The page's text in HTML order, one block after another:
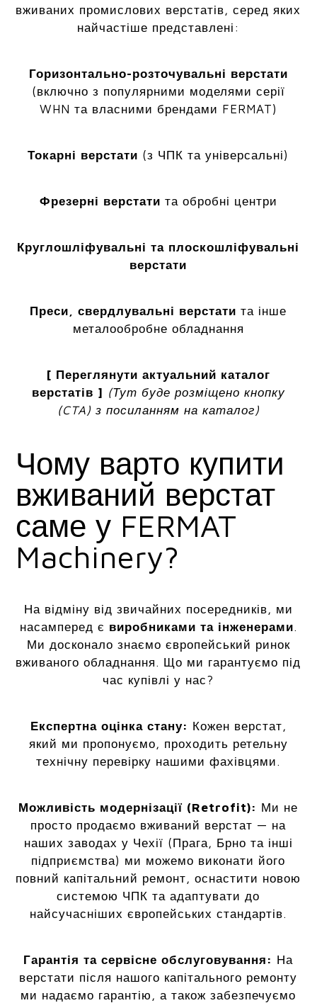
вживаних промислових верстатів, серед яких
найчастіше представлені:
Горизонтально-розточувальні верстати
(включно з популярними моделями серії
WHN та власними брендами FERMAT)
Токарні верстати (з ЧПК та універсальні)
Фрезерні верстати та обробні центри
Круглошліфувальні та плоскошліфувальні
верстати
Преси, свердлувальні верстати та інше
металообробне обладнання
[ Переглянути актуальний каталог
верстатів ] (Тут буде розміщено кнопку
(CTA) з посиланням на каталог)
Чому варто купити
вживаний верстат
саме у FERMAT
Machinery?
На відміну від звичайних посередників, ми
насамперед є виробниками та інженерами.
Ми досконало знаємо європейський ринок
вживаного обладнання. Що ми гарантуємо під
час купівлі у нас?
Експертна оцінка стану: Кожен верстат,
який ми пропонуємо, проходить ретельну
технічну перевірку нашими фахівцями.
Можливість модернізації (Retrofit): Ми не
просто продаємо вживаний верстат — на
наших заводах у Чехії (Прага, Брно та інші
підприємства) ми можемо виконати його
повний капітальний ремонт, оснастити новою
системою ЧПК та адаптувати до
найсучасніших європейських стандартів.
Гарантія та сервісне обслуговування: На
верстати після нашого капітального ремонту
ми надаємо гарантію, а також забезпечуємо